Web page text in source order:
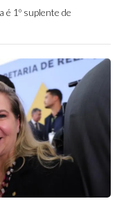
é 1º suplente de